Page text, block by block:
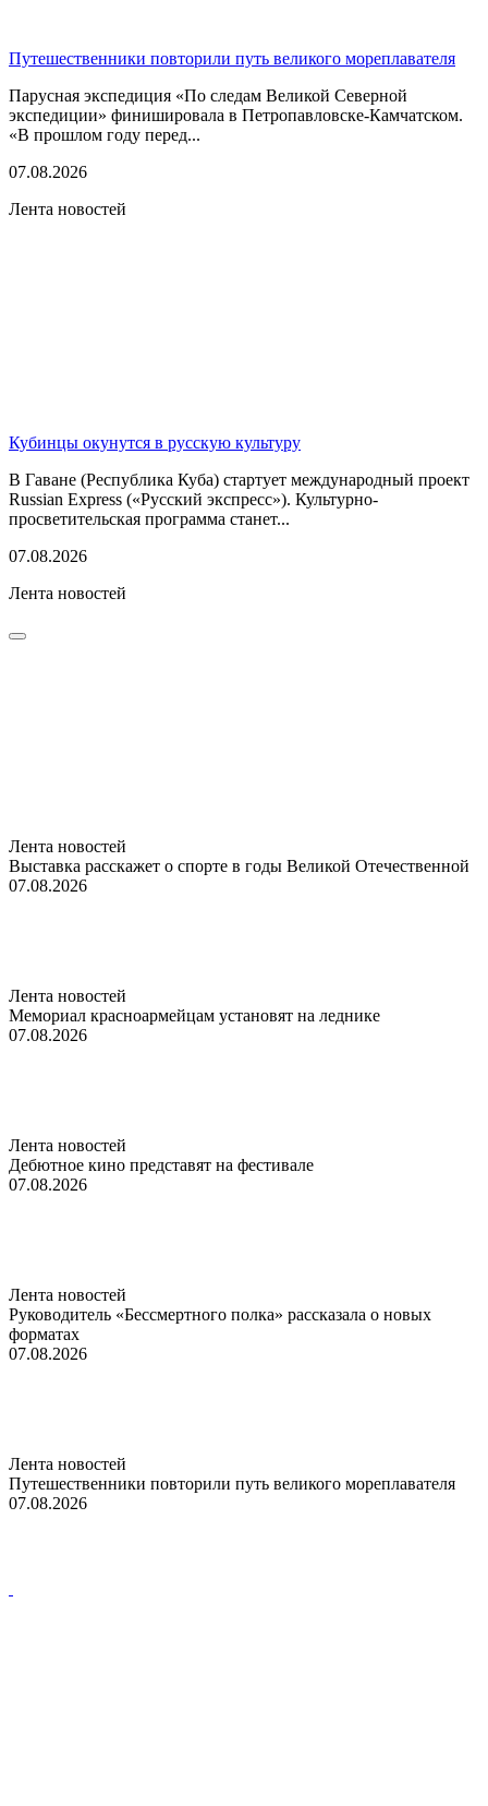
Путешественники повторили путь великого мореплавателя
Парусная экспедиция «По следам Великой Северной
экспедиции» финишировала в Петропавловске-Камчатском.
«В прошлом году перед...
07.08.2026
Лента новостей
Кубинцы окунутся в русскую культуру
В Гаване (Республика Куба) стартует международный проект
Russian Express («Русский экспресс»). Культурно-
просветительская программа станет...
07.08.2026
Лента новостей
Лента новостей
Выставка расскажет о спорте в годы Великой Отечественной
07.08.2026
Лента новостей
Мемориал красноармейцам установят на леднике
07.08.2026
Лента новостей
Дебютное кино представят на фестивале
07.08.2026
Лента новостей
Руководитель «Бессмертного полка» рассказала о новых
форматах
07.08.2026
Лента новостей
Путешественники повторили путь великого мореплавателя
07.08.2026